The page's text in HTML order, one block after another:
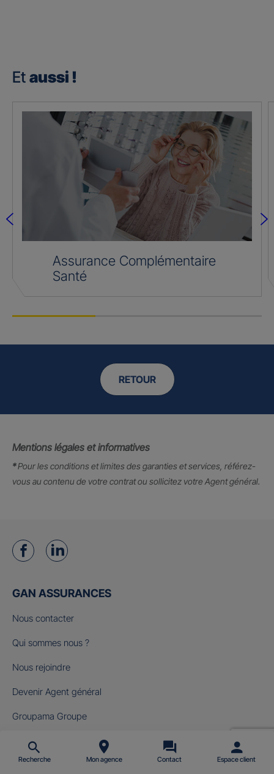
Et aussi !
Assurance Complémentaire
Santé
RETOUR
Mentions légales et informatives
*Pour les conditions et limites des garanties et services, référez-
vous au contenu de votre contrat ou sollicitez votre Agent général.
Recherche Mon agence Contact Espace client
GAN ASSURANCES
Nous contacter
Qui sommes nous ?
Nous rejoindre
Devenir Agent général
Groupama Groupe
Fondation Gan pour le Cinéma
NOS OFFRES